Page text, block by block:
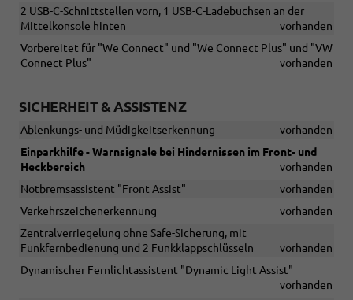
2 USB-C-Schnittstellen vorn, 1 USB-C-Ladebuchsen an der
Mittelkonsole hinten
vorhanden
Vorbereitet für "We Connect" und "We Connect Plus" und "VW
Connect Plus"
vorhanden
SICHERHEIT & ASSISTENZ
Ablenkungs- und Müdigkeitserkennung
vorhanden
Einparkhilfe - Warnsignale bei Hindernissen im Front- und
Heckbereich
vorhanden
Notbremsassistent "Front Assist"
vorhanden
Verkehrszeichenerkennung
vorhanden
Zentralverriegelung ohne Safe-Sicherung, mit
Funkfernbedienung und 2 Funkklappschlüsseln
vorhanden
Dynamischer Fernlichtassistent "Dynamic Light Assist"
vorhanden